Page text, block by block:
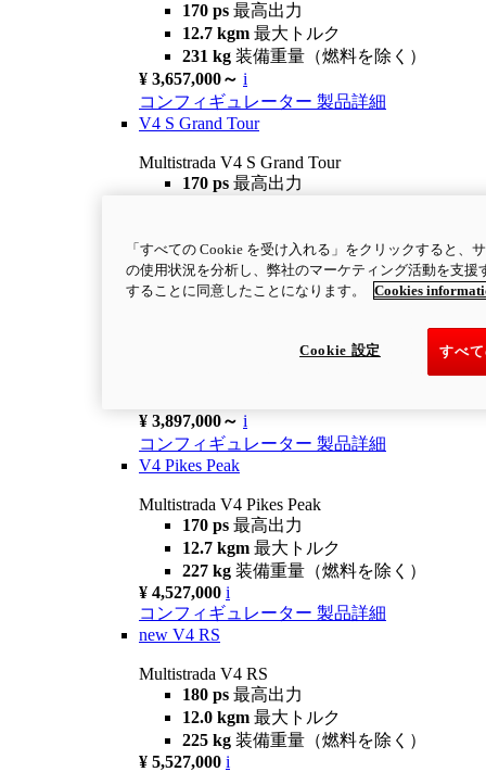
170 ps 最高出力
12.7 kgm 最大トルク
231 kg 装備重量（燃料を除く）
¥ 3,657,000～ i
コンフィギュレーター 製品詳細
V4 S Grand Tour
Multistrada V4 S Grand Tour
170 ps 最高出力
¥ 3,722,500 i
コンフィギュレーター 製品詳細
new V4 Rally
最高出力
¥ 3,897,000～ i
コンフィギュレーター 製品詳細
V4 Pikes Peak
Multistrada V4 Pikes Peak
170 ps 最高出力
12.7 kgm 最大トルク
227 kg 装備重量（燃料を除く）
¥ 4,527,000 i
コンフィギュレーター 製品詳細
new V4 RS
Multistrada V4 RS
180 ps 最高出力
12.0 kgm 最大トルク
225 kg 装備重量（燃料を除く）
¥ 5,527,000 i
「すべての Cookie を受け入れる」をクリックすると、
の使用状況を分析し、弊社のマーケティング活動を支援
することに同意したことになります。
Cookies
すべ
Cookie 設定